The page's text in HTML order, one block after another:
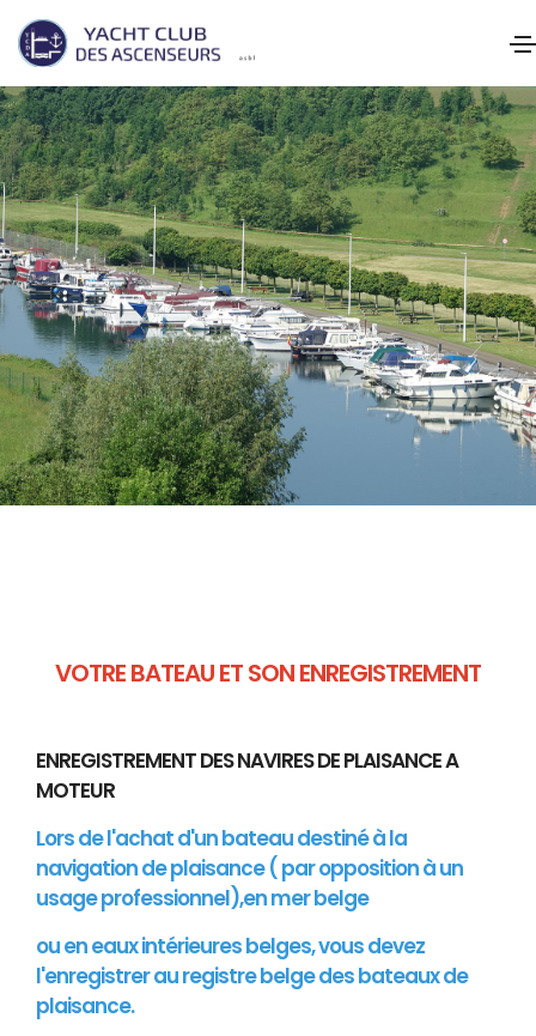
VOTRE BATEAU ET SON ENREGISTREMENT
ENREGISTREMENT DES NAVIRES DE PLAISANCE A
MOTEUR
Lors de l'achat d'un bateau destiné à la
navigation de plaisance ( par opposition à un
usage professionnel),en mer belge
ou en eaux intérieures belges, vous devez
l'enregistrer au registre belge des bateaux de
plaisance.